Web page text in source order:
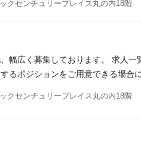
Substance Painter/Designer
に興味をお持ちの方 チームでの開
クセンチュリープレイス丸の内18階
幅広く募集しております。 求人
るポジションをご用意できる場合
クセンチュリープレイス丸の内18階